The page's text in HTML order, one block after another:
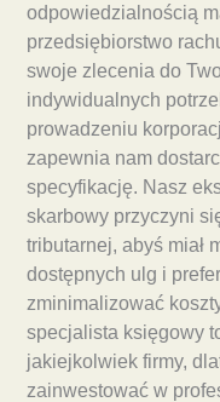
odpowiedzialnością
przedsiębiorstwo
swoje zlecenia do
indywidualnych
prowadzeniu
zapewnia nam
specyfikację. Nasz
skarbowy przyczyni
tributarnej, abyś miał
dostępnych ulg i
zminimalizować
specjalista księgowy
jakiejkolwiek firmy,
zainwestować w